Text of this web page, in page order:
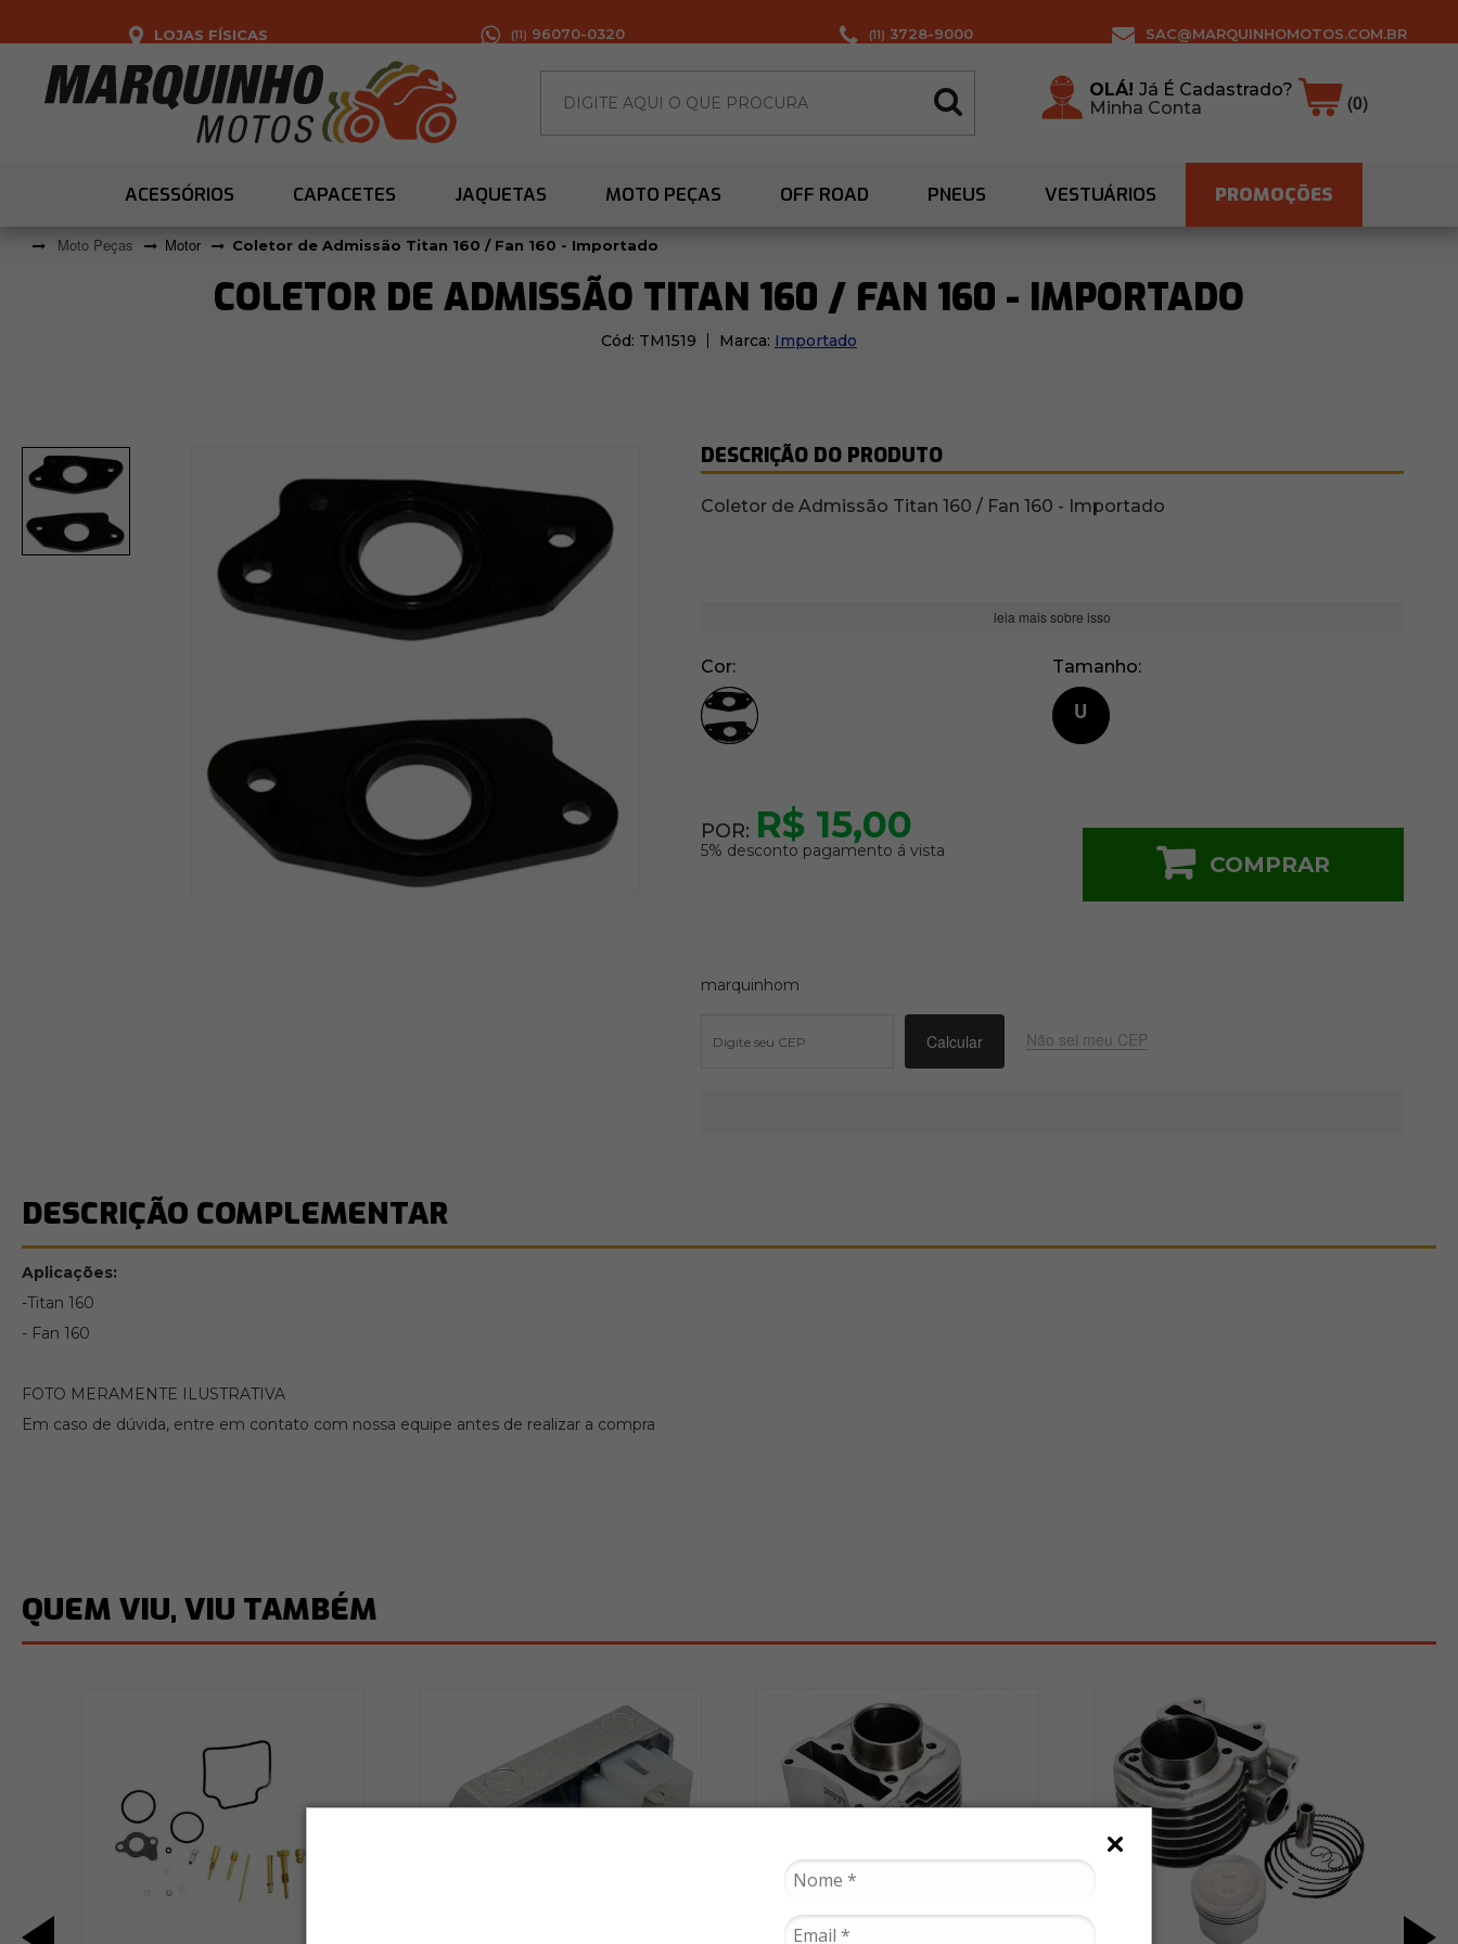
LOJAS FÍSICAS (11) 96070-0320 (11) 3728-9000 SAC@MARQUINHOMOTOS.COM.BR
OLÁ!Já É Cadastrado?
Minha Conta
(0)
ACESSÓRIOS CAPACETES JAQUETAS MOTO PEÇAS OFF ROAD PNEUS VESTUÁRIOS PROMOÇÕES
Moto Peças Motor Coletor de Admissão Titan 160 / Fan 160 - Importado
COLETOR DE ADMISSÃO TITAN 160 / FAN 160 - IMPORTADO
Cód: TM1519 Marca: Importado
DESCRIÇÃO DO PRODUTO
Coletor de Admissão Titan 160 / Fan 160 - Importado
leia mais sobre isso
Cor Tamanho
U
POR: R$ 15,00
5% desconto pagamento á vista
COMPRAR
marquinhom
Não sei meu CEP
DESCRIÇÃO COMPLEMENTAR
Aplicações:
-Titan 160
- Fan 160
FOTO MERAMENTE ILUSTRATIVA
Em caso de dúvida, entre em contato com nossa equipe antes de realizar a compra
QUEM VIU, VIU TAMBÉM